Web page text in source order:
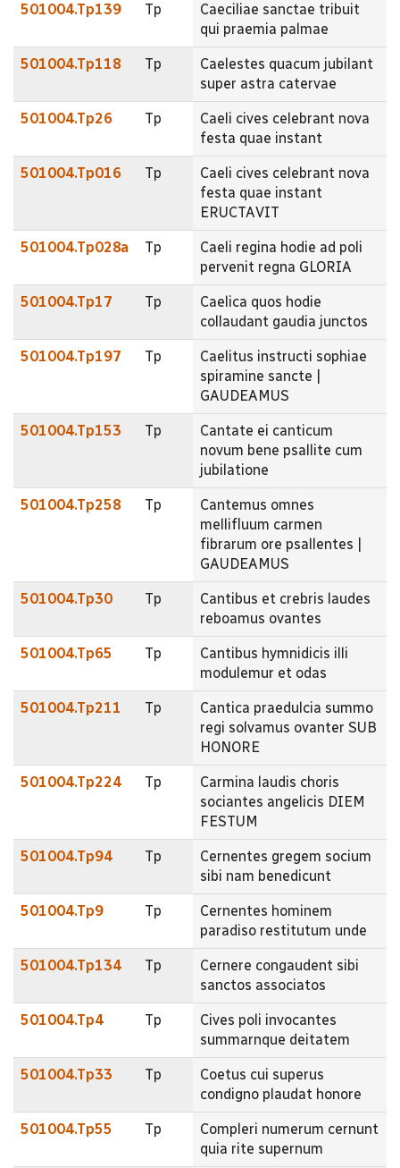
501004.Tp139 Tp
Caeciliae sanctae tribuit
qui praemia palmae
501004.Tp118 Tp
Caelestes quacum jubilant
super astra catervae
501004.Tp26 Tp
Caeli cives celebrant nova
festa quae instant
501004.Tp016 Tp
Caeli cives celebrant nova
festa quae instant
ERUCTAVIT
501004.Tp028a Tp
Caeli regina hodie ad poli
pervenit regna GLORIA
501004.Tp17 Tp
Caelica quos hodie
collaudant gaudia junctos
501004.Tp197 Tp
Caelitus instructi sophiae
spiramine sancte |
GAUDEAMUS
501004.Tp153 Tp
Cantate ei canticum
novum bene psallite cum
jubilatione
501004.Tp258 Tp
Cantemus omnes
mellifluum carmen
fibrarum ore psallentes |
GAUDEAMUS
501004.Tp30 Tp
Cantibus et crebris laudes
reboamus ovantes
501004.Tp65 Tp
Cantibus hymnidicis illi
modulemur et odas
501004.Tp211 Tp
Cantica praedulcia summo
regi solvamus ovanter SUB
HONORE
501004.Tp224 Tp
Carmina laudis choris
sociantes angelicis DIEM
FESTUM
501004.Tp94 Tp
Cernentes gregem socium
sibi nam benedicunt
501004.Tp9 Tp
Cernentes hominem
paradiso restitutum unde
501004.Tp134 Tp
Cernere congaudent sibi
sanctos associatos
501004.Tp4 Tp
Cives poli invocantes
summarnque deitatem
501004.Tp33 Tp
Coetus cui superus
condigno plaudat honore
501004.Tp55 Tp
Compleri numerum cernunt
quia rite supernum